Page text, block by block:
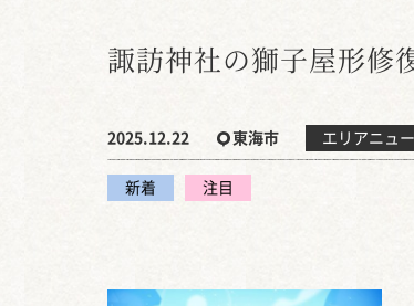
諏訪神社の獅子屋形修
2025.12.22 東海市 エリアニュ
新着 注目